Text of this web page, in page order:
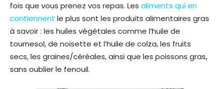
fois que vous prenez vos repas. Les aliments qui en
contiennent le plus sont les produits alimentaires gras
à savoir : les huiles végétales comme l’huile de
tournesol, de noisette et l’huile de colza, les fruits
secs, les graines/céréales, ainsi que les poissons gras,
sans oublier le fenouil.